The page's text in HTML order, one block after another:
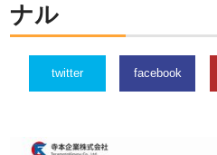
ナル
twitter facebook